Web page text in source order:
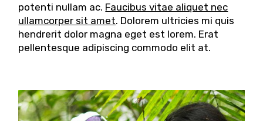
potenti nullam ac. Faucibus vitae aliquet nec
ullamcorper sit amet. Dolorem ultricies mi quis
hendrerit dolor magna eget est lorem. Erat
pellentesque adipiscing commodo elit at.